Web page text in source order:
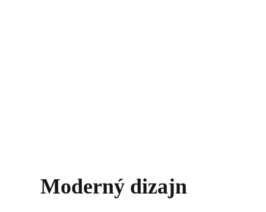
Moderný dizajn